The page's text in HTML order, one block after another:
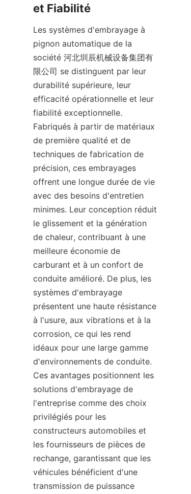
et Fiabilité
Les systèmes d'embrayage à
pignon automatique de la
société 河北圳辰机械设备集团有
限公司 se distinguent par leur
durabilité supérieure, leur
efficacité opérationnelle et leur
fiabilité exceptionnelle.
Fabriqués à partir de matériaux
de première qualité et de
techniques de fabrication de
précision, ces embrayages
offrent une longue durée de vie
avec des besoins d'entretien
minimes. Leur conception réduit
le glissement et la génération
de chaleur, contribuant à une
meilleure économie de
carburant et à un confort de
conduite amélioré. De plus, les
systèmes d'embrayage
présentent une haute résistance
à l'usure, aux vibrations et à la
corrosion, ce qui les rend
idéaux pour une large gamme
d'environnements de conduite.
Ces avantages positionnent les
solutions d'embrayage de
l'entreprise comme des choix
privilégiés pour les
constructeurs automobiles et
les fournisseurs de pièces de
rechange, garantissant que les
véhicules bénéficient d'une
transmission de puissance